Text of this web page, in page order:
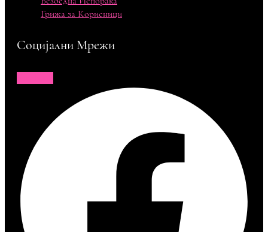
Грижа за Корисници
Социјални Мрежи